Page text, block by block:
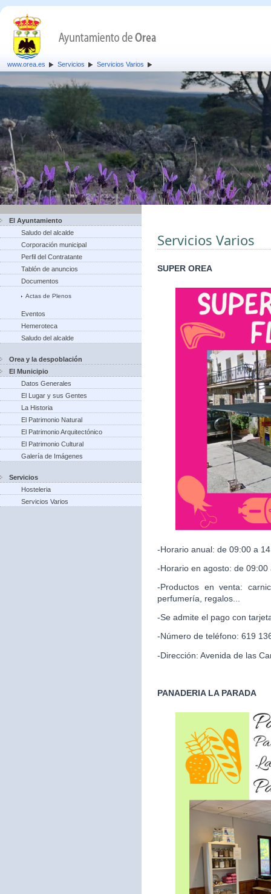
www.orea.es Servicios Servicios Varios
El Ayuntamiento
Saludo del alcalde
Corporación municipal
Perfil del Contratante
Tablón de anuncios
Documentos
Actas de Plenos
Eventos
Hemeroteca
Saludo del alcalde
Orea y la despoblación
El Municipio
Datos Generales
El Lugar y sus Gentes
La Historia
El Patrimonio Natural
El Patrimonio Arquitectónico
El Patrimonio Cultural
Galería de Imágenes
Servicios
Hosteleria
Servicios Varios
Servicios Varios
SUPER OREA
-Horario anual: de 09:00 a
-Horario en agosto: de
-Productos en venta:
perfumería, regalos...
-Se admite el pago con
-Número de teléfono: 619
-Dirección: Avenida de las
PANADERIA LA PARADA